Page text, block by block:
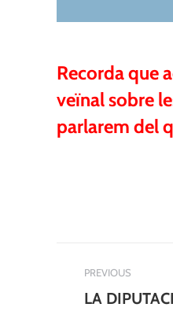
Recorda que
veïnal sobre
parlarem del
PREVIOUS
LA